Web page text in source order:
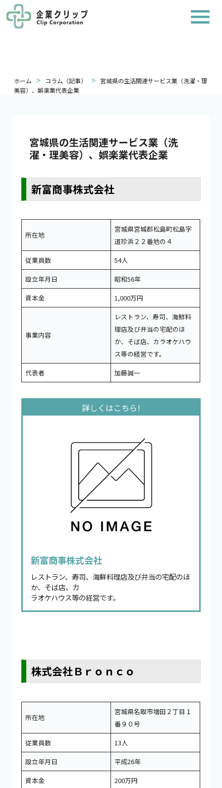
ホーム > コラム（記事） > 宮城県の生活関連サービス業（洗濯・理
美容）、娯楽業代表企業
宮城県の生活関連サービス業（洗
濯・理美容）、娯楽業代表企業
新富商事株式会社
所在地
宮城県宮城郡松島町松島字
道珍浜２２番地の４
従業員数
54人
設立年月日
昭和56年
資本金
1,000万円
事業内容
レストラン、寿司、海鮮料
理店及び弁当の宅配のほ
か、そば店、カラオケハウ
ス等の経営です。
代表者
加藤誠一
新富商事株式会社
レストラン、寿司、海鮮料理店及び弁当の宅配のほ
か、そば店、カ
ラオケハウス等の経営です。
株式会社Ｂｒｏｎｃｏ
所在地
宮城県名取市増田２丁目１
番９０号
従業員数
13人
設立年月日
平成26年
資本金
200万円